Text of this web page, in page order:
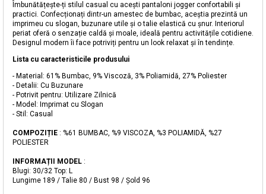
Îmbunătățește-ți stilul casual cu acești pantaloni jogger confortabili și
practici. Confecționați dintr-un amestec de bumbac, aceștia prezintă un
imprimeu cu slogan, buzunare utile și o talie elastică cu șnur. Interiorul
periat oferă o senzație caldă și moale, ideală pentru activitățile cotidiene.
Designul modern îi face potriviți pentru un look relaxat și în tendințe.
Lista cu caracteristicile produsului
- Material: 61% Bumbac, 9% Viscoză, 3% Poliamidă, 27% Poliester
- Detalii: Cu Buzunare
- Potrivit pentru: Utilizare Zilnică
- Model: Imprimat cu Slogan
- Stil: Casual
COMPOZIȚIE : %61 BUMBAC, %9 VISCOZA, %3 POLIAMIDĂ, %27
POLIESTER
INFORMAȚII MODEL :
Blugi: 30/32 Top: L
Lungime 189 / Talie 80 / Bust 98 / Şold 96
Magazinele noastre
Puteți ajunge la magazinul KOTON pe care îl căutați
selectând informațiile despre țară și oraș.
Selecteaza țara
vom trimite o notificare la adresa
Adăugat în coș
Pantaloni Jogger cu Buzunare